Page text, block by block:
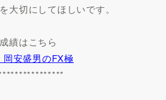
大切にしてほしいです。
績はこちら
岡安盛男のFX極